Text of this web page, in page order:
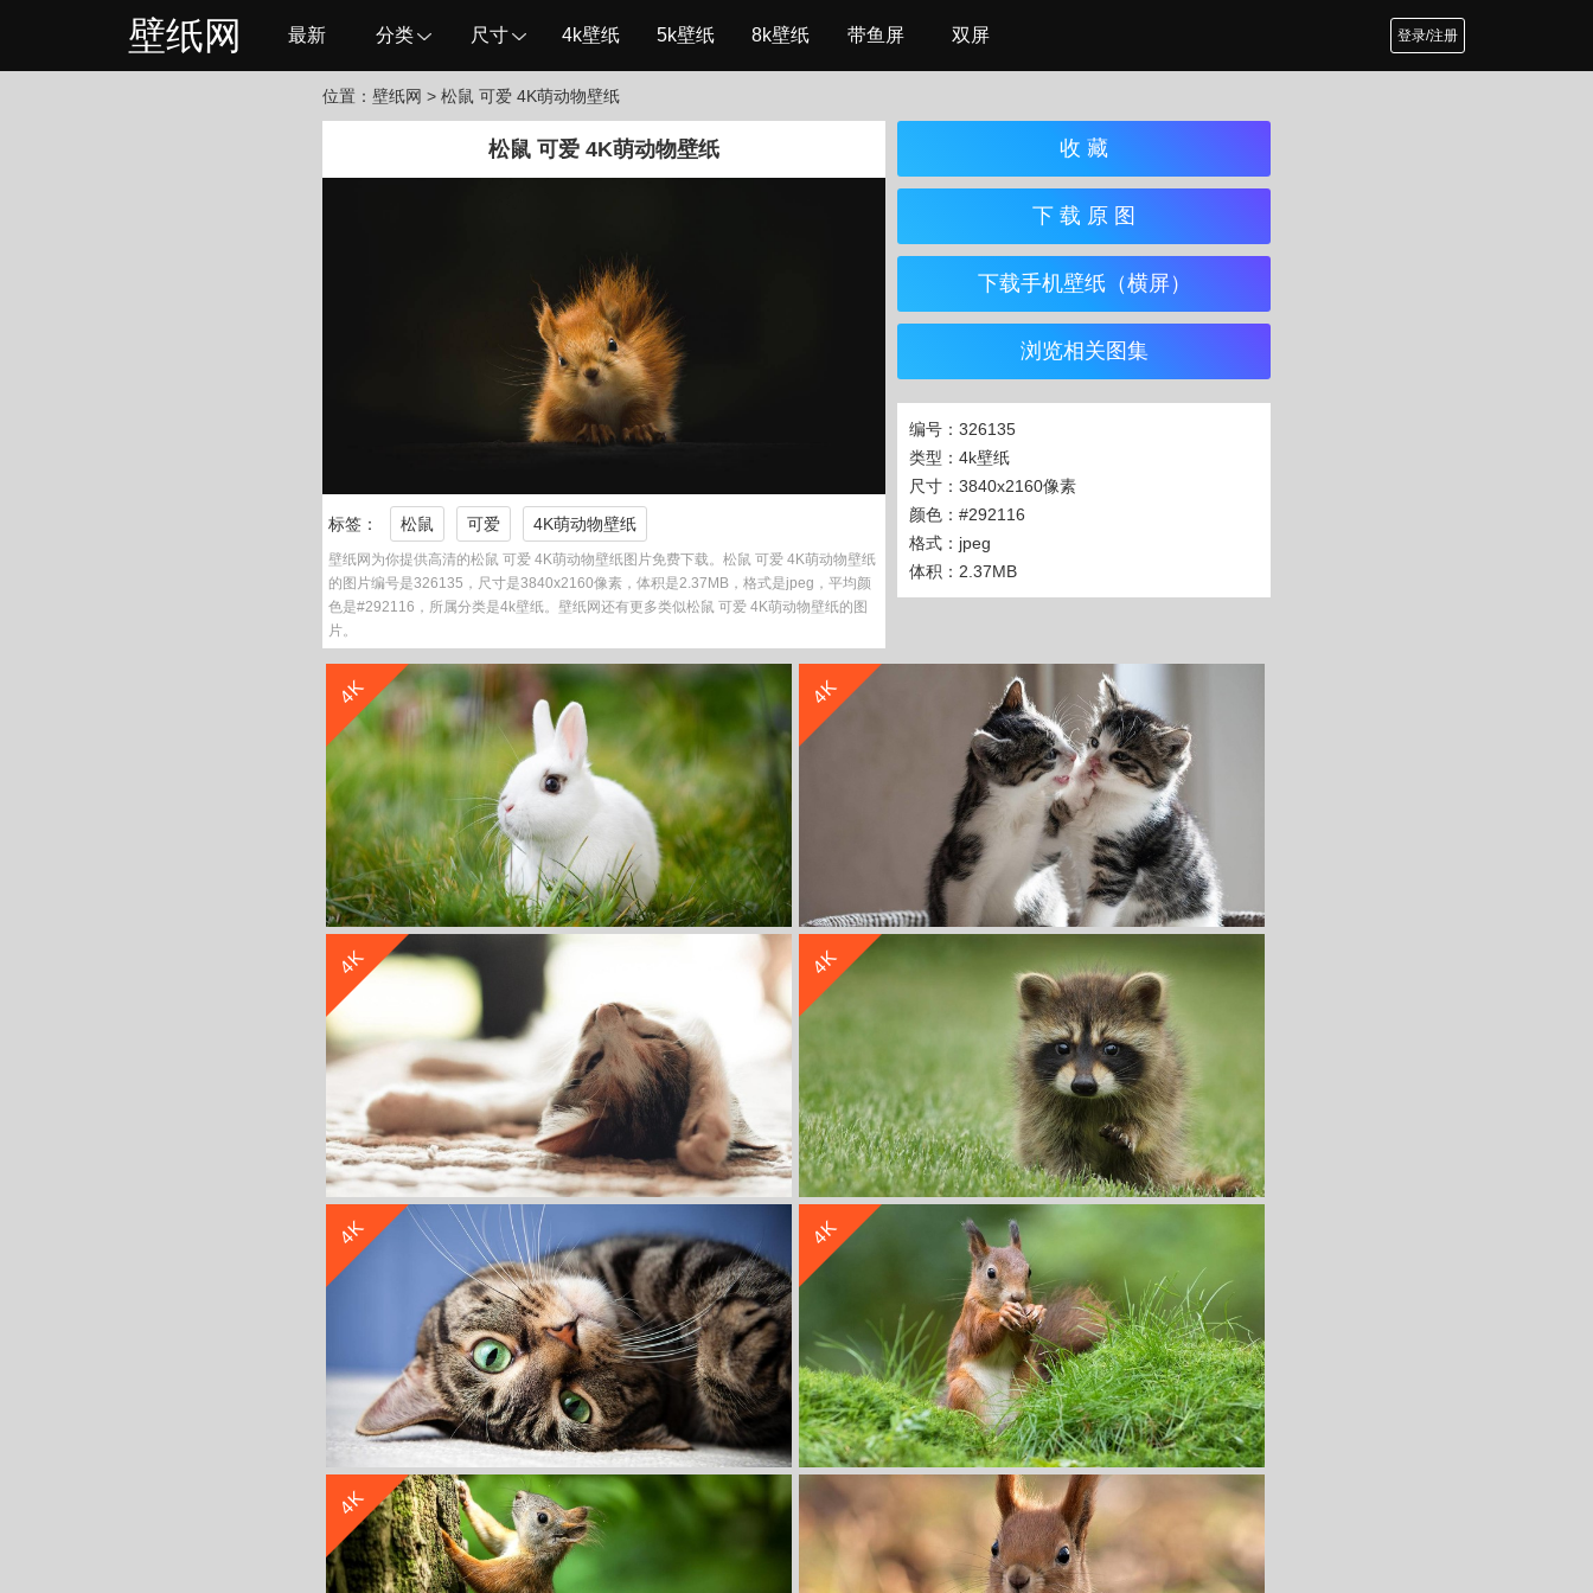
壁纸网 最新 分类 尺寸 4k壁纸 5k壁纸 8k壁纸 带鱼屏 双屏 登录/注册
位置： 壁纸网 > 松鼠 可爱 4K萌动物壁纸
松鼠 可爱 4K萌动物壁纸
标签： 松鼠 可爱 4K萌动物壁纸
壁纸网为你提供高清的松鼠 可爱 4K萌动物壁纸图片免费下载。松鼠 可爱 4K萌动物壁纸
的图片编号是326135，尺寸是3840x2160像素，体积是2.37MB，格式是jpeg，平均颜
色是#292116，所属分类是4k壁纸。壁纸网还有更多类似松鼠 可爱 4K萌动物壁纸的图
片。
收 藏
下 载 原 图
下载手机壁纸（横屏）
浏览相关图集
编号：326135
类型：4k壁纸
尺寸：3840x2160像素
颜色：#292116
格式：jpeg
体积：2.37MB
4K
草地 大眼睛的小兔子 可爱 4K萌动物壁纸
4K
二只俏皮小猫 可爱 4K萌动物壁纸
4K
黑白相间小猫 可爱 4K萌动物壁纸
立 即 下 载
收 藏
4K
浣熊 草地 可爱 4K萌动物壁纸
立 即 下 载
收 藏
4K
倒 睁着眼睛 姿态 可爱的猫 4K萌动物壁纸
立 即 下 载
收 藏
4K
松鼠 松果 4K萌动物
立 即 下 载
收 藏
4K
立 即 下 载
收 藏 立 即 下 载
收 藏